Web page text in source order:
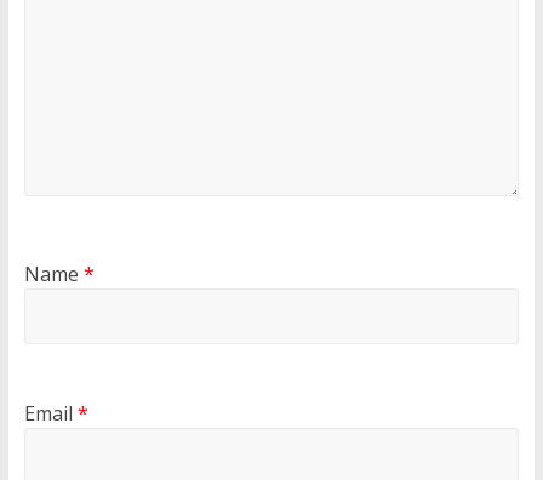
Name *
Email *